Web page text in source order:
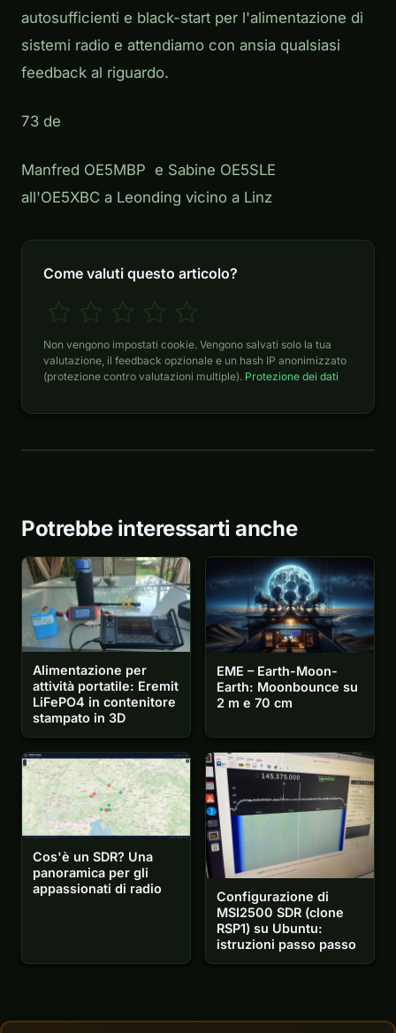
autosufficienti e black-start per l'alimentazione di
sistemi radio e attendiamo con ansia qualsiasi
feedback al riguardo.
73 de
Manfred OE5MBP e Sabine OE5SLE
all'OE5XBC a Leonding vicino a Linz
Come valuti questo articolo?
Non vengono impostati cookie. Vengono salvati solo la tua
valutazione, il feedback opzionale e un hash IP anonimizzato
(protezione contro valutazioni multiple). Protezione dei dati
Potrebbe interessarti anche
Alimentazione per
attività portatile: Eremit
LiFePO4 in contenitore
stampato in 3D
EME – Earth-Moon-
Earth: Moonbounce su
2 m e 70 cm
Cos'è un SDR? Una
panoramica per gli
appassionati di radio
Configurazione di
MSI2500 SDR (clone
RSP1) su Ubuntu:
istruzioni passo passo